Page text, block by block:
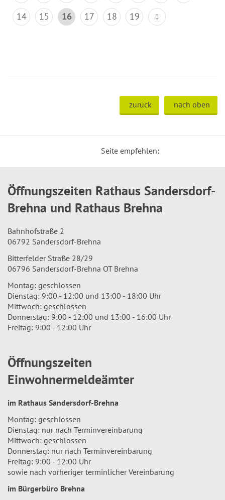
14
15 16 17 18 19
zurück nach oben
Seite empfehlen:
Öffnungszeiten Rathaus Sandersdorf-
Brehna und Rathaus Brehna
Bahnhofstraße 2
06792 Sandersdorf-Brehna
Bitterfelder Straße 28/29
06796 Sandersdorf-Brehna OT Brehna
Montag: geschlossen
Dienstag: 9:00 - 12:00 und 13:00 - 18:00 Uhr
Mittwoch: geschlossen
Donnerstag: 9:00 - 12:00 und 13:00 - 16:00 Uhr
Freitag: 9:00 - 12:00 Uhr
Öffnungszeiten
Einwohnermeldeämter
im Rathaus Sandersdorf-Brehna
Montag: geschlossen
Dienstag: nur nach Terminvereinbarung
Mittwoch: geschlossen
Donnerstag: nur nach Terminvereinbarung
Freitag: 9:00 - 12:00 Uhr
sowie nach vorheriger terminlicher Vereinbarung
im Bürgerbüro Brehna